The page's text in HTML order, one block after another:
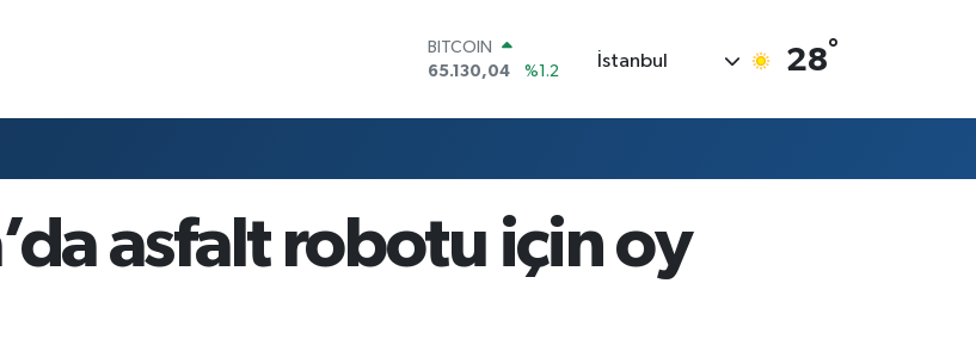
BITCOIN
65.130,04
%1.2
47,7106
%0.17
%0.35
GRAM ALTIN
6618.49
%2.12
İstanbul 28°
asfalt robotu için oy